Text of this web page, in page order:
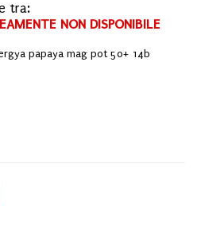
tra:
NON DISPONIBILE
papaya mag pot 50+ 14b